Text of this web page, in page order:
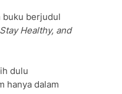
buku berjudul
Healthy, and
dulu
hanya dalam